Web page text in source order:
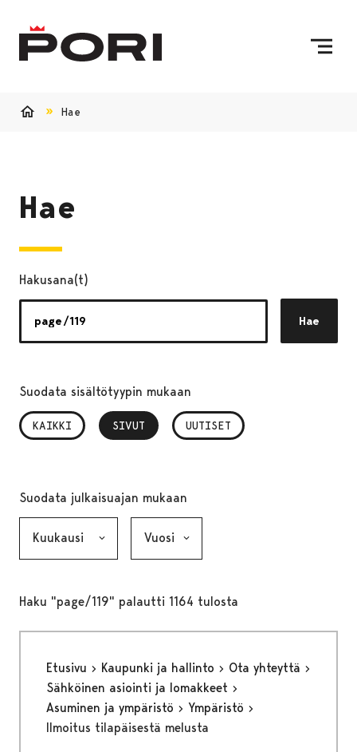
Hae
Hae
Hakusana(t)
Hae
Suodata sisältötyypin mukaan
KAIKKI SIVUT
, VALITTU UUTISET
Suodata julkaisuajan mukaan
Haku "page/119" palautti 1164 tulosta
Etusivu Kaupunki ja hallinto
Ota yhteyttä
Sähköinen asiointi ja lomakkeet
Asuminen ja ympäristö
Ympäristö
Ilmoitus tilapäisestä melusta